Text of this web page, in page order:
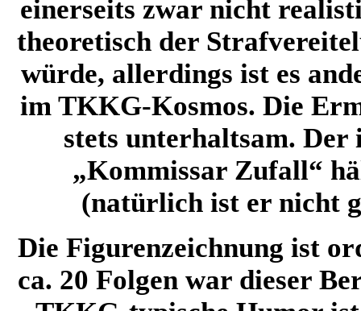
einerseits zwar nicht
theoretisch der
würde, allerdings ist es
im TKKG-Kosmos. Die
stets unterhaltsam.
„Kommissar Zufall“
(natürlich ist er nicht
Die Figurenzeichnung ist
ca. 20 Folgen war dieser